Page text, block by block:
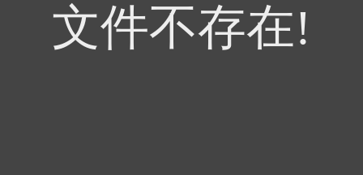
文件不存在!